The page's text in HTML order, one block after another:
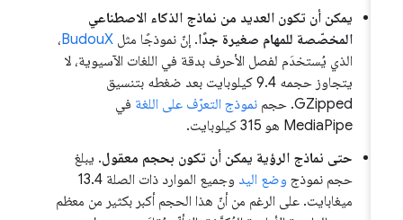
يمكن أن تكون العديد من نماذج الذكاء الاصطناعي
المخصّصة للمهام صغيرة جدًا . إنّ نموذجًا مثلBudouX،
الذي يُستخدَم لفصل الأحرف بدقة في اللغات الآسيوية، لا
يتجاوز حجمه 9.4 كيلوبايت بعد ضغطه بتنسيق
GZipped. حجم
نموذج التعرّف على اللغةفي
MediaPipe هو 315 كيلوبايت.
حتى نماذج الرؤية يمكن أن تكون بحجم معقول. يبلغ
حجم نموذجوضع اليد
وجميع الموارد ذات الصلة 13.4
ميغابايت. على الرغم من أنّ هذا الحجم أكبر بكثير من معظم